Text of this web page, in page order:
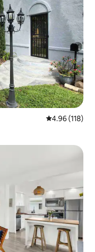
औसत रेटिंग 5 में से
4.96 (118)